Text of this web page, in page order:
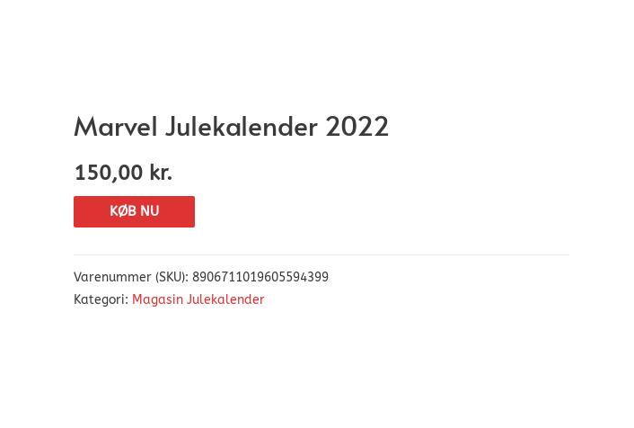
Marvel Julekalender 2022
150,00 kr.
KØB NU
Varenummer (SKU): 8906711019605594399
Kategori: Magasin Julekalender